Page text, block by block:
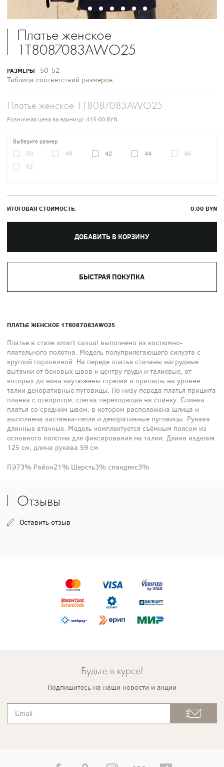
Платье женское
1T8087083AWO25
РАЗМЕРЫ
50-52
Таблица соответствий размеров
Платье женское 1T8087083AWO25
Розничная цена за единицу: 415.00 BYN
Выберите размер
50 48 42 44
46
52
ИТОГОВАЯ СТОИМОСТЬ: 0.00 BYN
ДОБАВИТЬ В КОРЗИНУ
БЫСТРАЯ ПОКУПКА
ПЛАТЬЕ ЖЕНСКОЕ 1T8087083AWO25
Платье в стиле smart casual выполнено из костюмно-
плательного полотна. Модель полуприлегающего силуэта с
круглой горловиной. На переде платья стачаны нагрудные
вытачки от боковых швов к центру груди и талиевые, от
которых до низа заутюжены стрелки и пришиты на уровне
талии декоративные пуговицы. По низу переда платья пришита
планка с отворотом, слегка переходящая на спинку. Спинка
платья со средним швом, в котором расположена шлица и
выполнена застёжка-петля и декоративные пуговицы. Рукава
длинные втачные. Модель комплектуется съёмным поясом из
основного полотна для фиксирования на талии. Длина изделия
125 см, длина рукава 59 см.
ПЭ73% Район21% Шерсть3% спандекс3%
Отзывы
Оставить отзыв
Будьте в курсе!
Подпишитесь на наши новости и акции